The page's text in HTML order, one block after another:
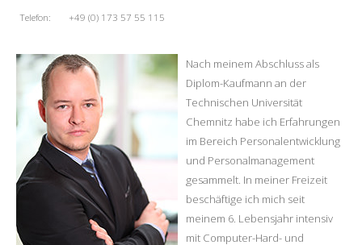
Telefon: +49 (0) 173 57 55 115
Nach meinem Abschluss als
Diplom-Kaufmann an der
Technischen Universität
Chemnitz habe ich Erfahrungen
im Bereich Personalentwicklung
und Personalmanagement
gesammelt. In meiner Freizeit
beschäftige ich mich seit
meinem 6. Lebensjahr intensiv
mit Computer-Hard- und